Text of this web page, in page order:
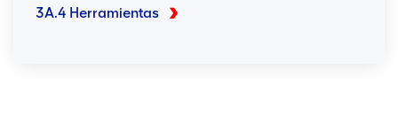
3A.4 Herramientas